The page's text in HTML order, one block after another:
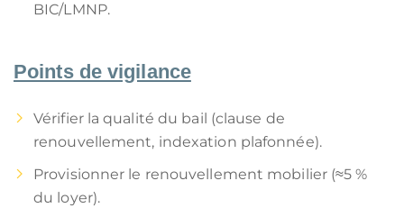
BIC/LMNP.
Points de vigilance
Vérifier la qualité du bail (clause de
renouvellement, indexation plafonnée).
Provisionner le renouvellement mobilier (≈5 %
du loyer).